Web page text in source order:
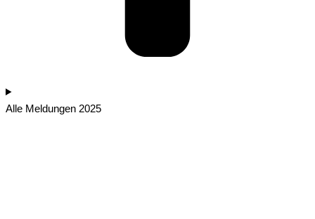
Alle Meldungen 2025